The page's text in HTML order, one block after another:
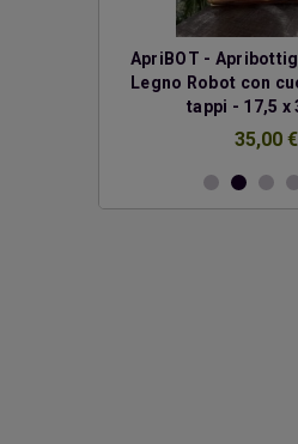
ApriBOT -
Legno Robot con
tappi - 17,5 x
35,00 €